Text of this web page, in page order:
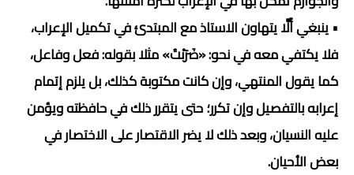
• ينبغي أَلَّا يتهاون الاستاذ مع المبتدئ في تكميل الإعراب،
فلا يكتفي معه في نحو: «ضَرَبْتُ» مثلا بقوله: فعل وفاعل،
كما يقول المنتهي، وإن كانت مكتوبة كذلك، بل يلزم إتمام
إعرابه بالتفصيل وإن تكرر؛ حتى يتقرر ذلك في حافظته ويؤمن
عليه النسيان، وبعد ذلك لا يضر الاقتصار على الاختصار في
بعض الأحيان.